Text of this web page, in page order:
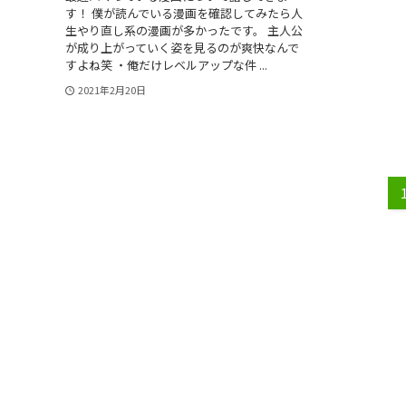
す！ 僕が読んでいる漫画を確認してみたら人
生やり直し系の漫画が多かったです。 主人公
が成り上がっていく姿を見るのが爽快なんで
すよね笑 ・俺だけレベルアップな件 ...
2021年2月20日
1